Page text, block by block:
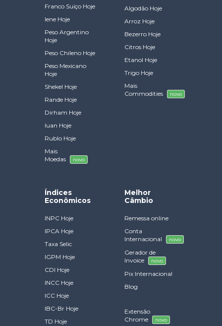
Franco Suiço Hoje
Iene Hoje
Peso Argentino
Hoje
Peso Chileno Hoje
Peso Mexicano
Hoje
Shekel Hoje
Rande Hoje
Dirham Hoje
Iuan Hoje
Rublo Hoje
Mais
Moedas
novo
Algodão Hoje
Arroz Hoje
Bezerro Hoje
Citros Hoje
Etanol Hoje
Trigo Hoje
Mais
Commodities
novo
Índices
Econômicos
INPC Hoje
IPCA Hoje
Taxa Selic
IGPM Hoje
CDI Hoje
INCC Hoje
ICC Hoje
IBC-Br Hoje
TD Hoje
Melhor
Câmbio
Remessa online
Conta
Internacional
novo
Gerador de
Invoice
novo
Pix Internacional
Blog
Extensão
Chrome
novo